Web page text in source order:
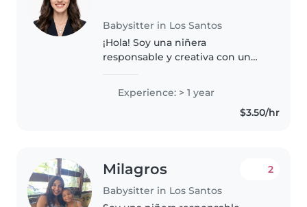
Babysitter in Los Santos
¡Hola! Soy una niñera
responsable y creativa con un
niños en edad de guardería y
primaria. Me encanta leer, hacer
manualidades y jugar con los
Experience: > 1 year
$3.50/hr
Milagros
Babysitter in Los Santos
2